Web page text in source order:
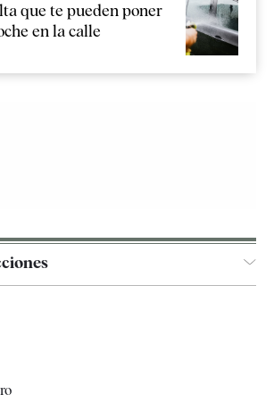
que te pueden poner
en la calle